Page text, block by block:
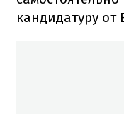
кандидатуру от